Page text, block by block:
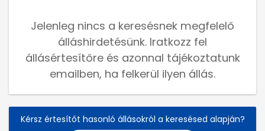
Jelenleg nincs a keresésnek megfelelő
álláshirdetésünk. Iratkozz fel
állásértesítőre és azonnal tájékoztatunk
emailben, ha felkerül ilyen állás.
Kérsz értesítőt hasonló állásokról a keresésed alapján?